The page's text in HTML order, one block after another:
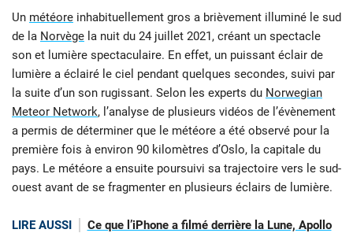
Un météore inhabituellement gros a brièvement illuminé le sud
de la Norvège la nuit du 24 juillet 2021, créant un spectacle
son et lumière spectaculaire. En effet, un puissant éclair de
lumière a éclairé le ciel pendant quelques secondes, suivi par
la suite d’un son rugissant. Selon les experts du Norwegian
Meteor Network, l’analyse de plusieurs vidéos de l’évènement
a permis de déterminer que le météore a été observé pour la
première fois à environ 90 kilomètres d’Oslo, la capitale du
pays. Le météore a ensuite poursuivi sa trajectoire vers le sud-
ouest avant de se fragmenter en plusieurs éclairs de lumière.
LIRE AUSSI
Ce que l’iPhone a filmé derrière la Lune, Apollo